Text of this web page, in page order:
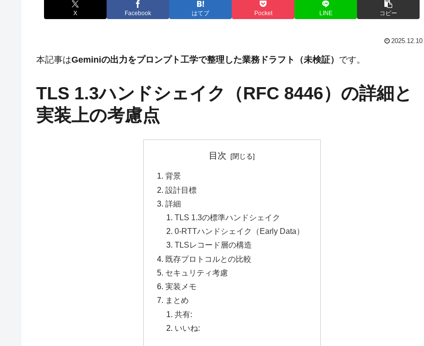
X Facebook はてブ Pocket LINE コピー
2025.12.10
本記事はGeminiの出力をプロンプト工学で整理した業務ドラフト（未検証） です。
TLS 1.3ハンドシェイク（RFC 8446）の詳細と
実装上の考慮点
目次
背景
設計目標
詳細
TLS 1.3の標準ハンドシェイク
0-RTTハンドシェイク（Early Data）
TLSレコード層の構造
既存プロトコルとの比較
セキュリティ考慮
実装メモ
まとめ
共有:
いいね: